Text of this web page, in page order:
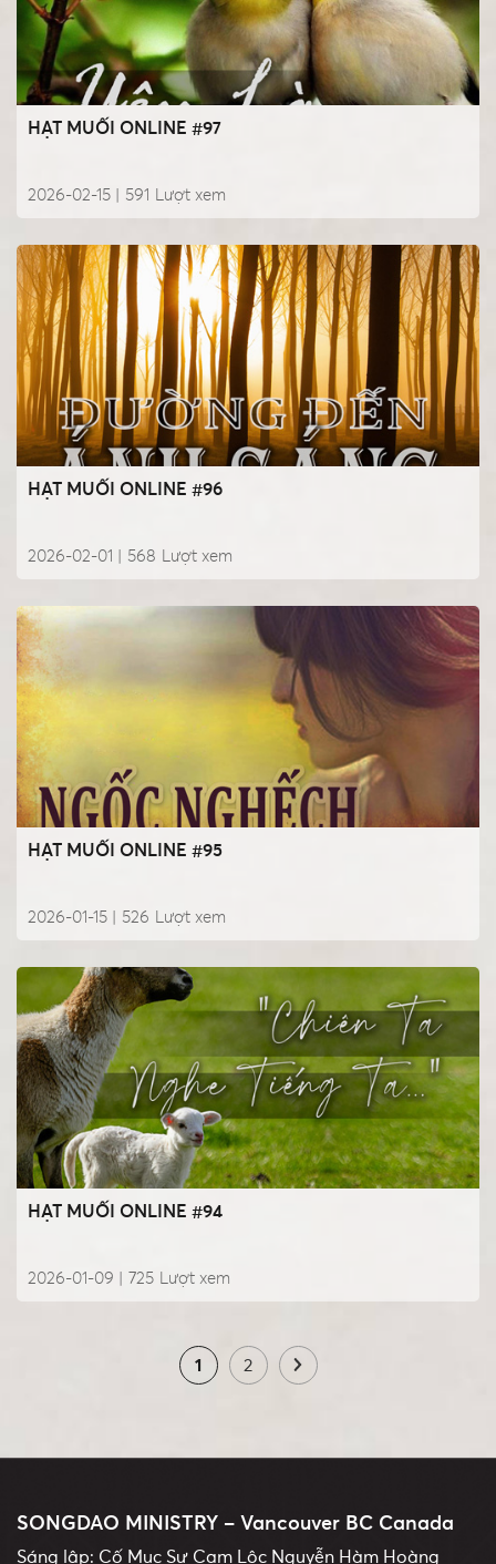
HẠT MUỐI ONLINE #97
2026-02-15 | Lượt xem
591
HẠT MUỐI ONLINE #96
2026-02-01 | Lượt xem
568
HẠT MUỐI ONLINE #95
2026-01-15 | Lượt xem
526
HẠT MUỐI ONLINE #94
2026-01-09 | Lượt xem
725
1 2
SONGDAO MINISTRY – Vancouver BC Canada
Sáng lập: Cố Mục Sư Cam Lộc Nguyễn Hàm Hoàng